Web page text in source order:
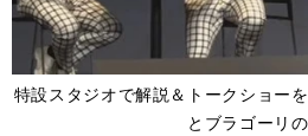
特設スタジオで解説＆トークショー
とブラゴーリ